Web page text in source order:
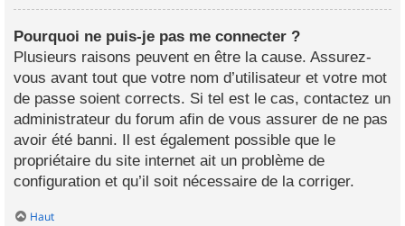
Pourquoi ne puis-je pas me connecter ?
Plusieurs raisons peuvent en être la cause. Assurez-
vous avant tout que votre nom d’utilisateur et votre mot
de passe soient corrects. Si tel est le cas, contactez un
administrateur du forum afin de vous assurer de ne pas
avoir été banni. Il est également possible que le
propriétaire du site internet ait un problème de
configuration et qu’il soit nécessaire de la corriger.
Haut